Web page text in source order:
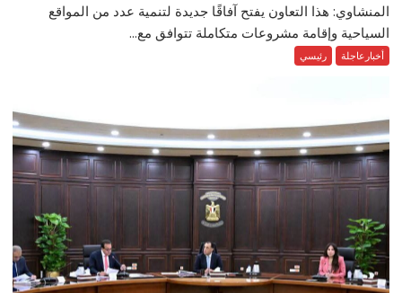
المنشاوي: هذا التعاون يفتح آفاقًا جديدة لتنمية عدد من المواقع
السياحية وإقامة مشروعات متكاملة تتوافق مع...
أخبارعاجلة رئيسي